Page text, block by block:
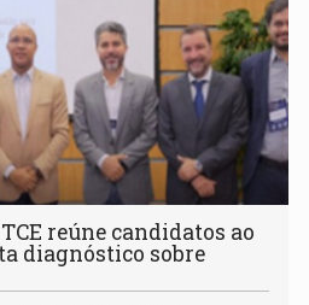
reúne candidatos ao
diagnóstico sobre